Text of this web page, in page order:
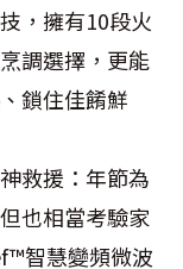
，擁有10段火
調選擇，更能
鎖住佳餚鮮
救援：年節為
也相當考驗家
智慧變頻微波